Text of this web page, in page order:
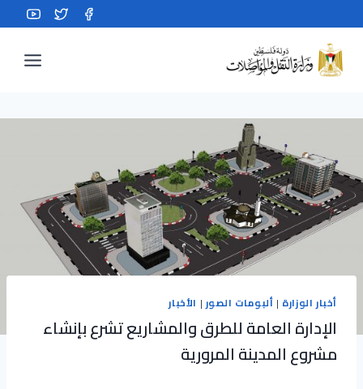
to
content
أخبار الوزارة | ألبومات الصور | الأخبار
الإدارة العامة للطرق والمشاريع تشرع بإنشاء
مشروع المدينة المرورية